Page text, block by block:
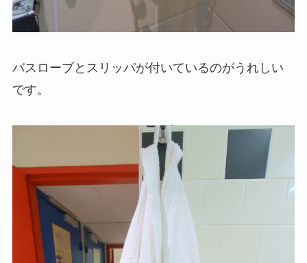
バスローブとスリッパが付いているのがうれしい
です。